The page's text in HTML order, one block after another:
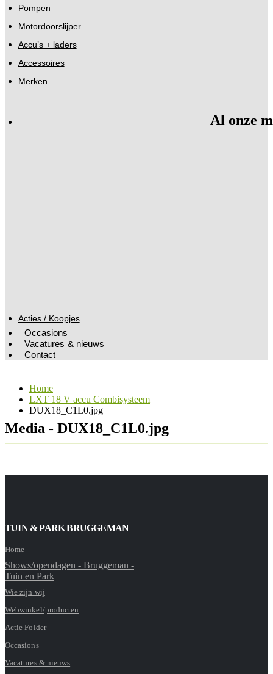
Pompen
Motordoorslijper
Accu’s + laders
Accessoires
Merken
Al onze
Acties / Koopjes
Occasions
Vacatures & nieuws
Contact
Home
LXT 18 V accu Combisysteem
DUX18_C1L0.jpg
Media - DUX18_C1L0.jpg
TUIN & PARK BRUGGEMAN
Home
Shows/opendagen - Bruggeman -
Tuin en Park
Wie zijn wij
Webwinkel/producten
Actie Folder
Occasions
Vacatures & nieuws